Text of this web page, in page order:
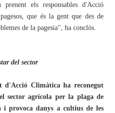
prenent els responsables d'Acció
que és la gent que des de
de la pagesia", ha conclòs.
del sector
d'Acció Climàtica ha reconegut
sector agrícola per la plaga de
i provoca danys a cultius de les